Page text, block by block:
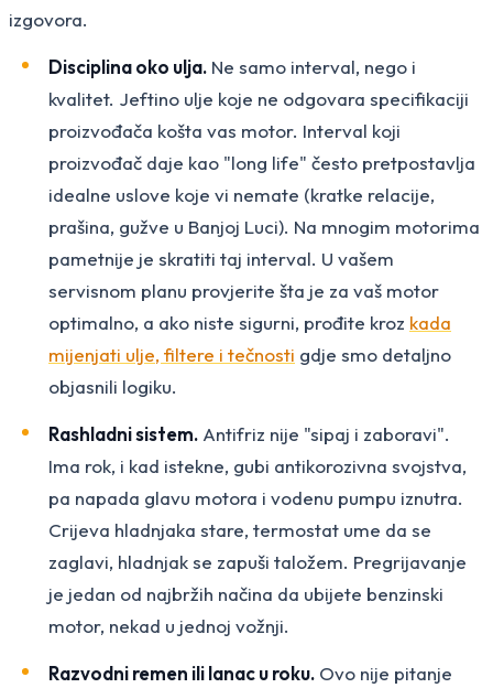
izgovora.
Disciplina oko ulja. Ne samo interval, nego i
kvalitet. Jeftino ulje koje ne odgovara specifikaciji
proizvođača košta vas motor. Interval koji
proizvođač daje kao "long life" često pretpostavlja
idealne uslove koje vi nemate (kratke relacije,
prašina, gužve u Banjoj Luci). Na mnogim motorima
pametnije je skratiti taj interval. U vašem
servisnom planu provjerite šta je za vaš motor
optimalno, a ako niste sigurni, prođite kroz kada
mijenjati ulje, filtere i tečnosti gdje smo detaljno
objasnili logiku.
Rashladni sistem. Antifriz nije "sipaj i zaboravi".
Ima rok, i kad istekne, gubi antikorozivna svojstva,
pa napada glavu motora i vodenu pumpu iznutra.
Crijeva hladnjaka stare, termostat ume da se
zaglavi, hladnjak se zapuši taložem. Pregrijavanje
je jedan od najbržih načina da ubijete benzinski
motor, nekad u jednoj vožnji.
Razvodni remen ili lanac u roku. Ovo nije pitanje